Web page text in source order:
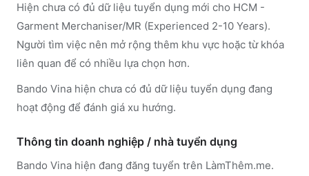
Hiện chưa có đủ dữ liệu tuyển dụng mới cho HCM -
Garment Merchaniser/MR (Experienced 2-10 Years).
Người tìm việc nên mở rộng thêm khu vực hoặc từ khóa
liên quan để có nhiều lựa chọn hơn.
Bando Vina hiện chưa có đủ dữ liệu tuyển dụng đang
hoạt động để đánh giá xu hướng.
Thông tin doanh nghiệp / nhà tuyển dụng
Bando Vina hiện đang đăng tuyển trên LàmThêm.me.